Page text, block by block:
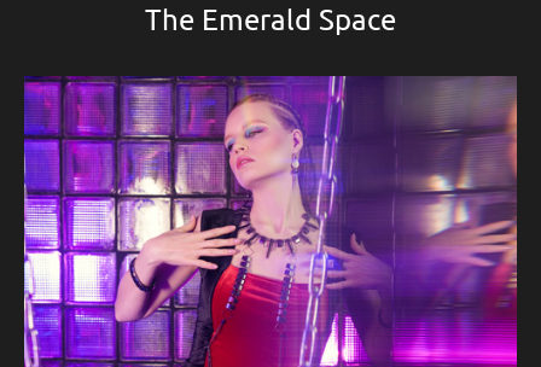
The Emerald Space